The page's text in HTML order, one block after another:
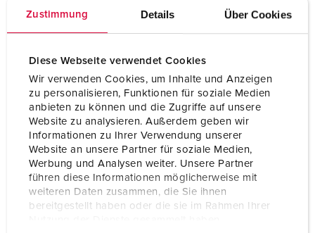
Zustimmung Details Über Cookies
Diese Webseite verwendet Cookies
Wir verwenden Cookies, um Inhalte und Anzeigen
zu personalisieren, Funktionen für soziale Medien
anbieten zu können und die Zugriffe auf unsere
Website zu analysieren. Außerdem geben wir
Informationen zu Ihrer Verwendung unserer
Website an unsere Partner für soziale Medien,
Werbung und Analysen weiter. Unsere Partner
führen diese Informationen möglicherweise mit
weiteren Daten zusammen, die Sie ihnen
bereitgestellt haben oder die sie im Rahmen Ihrer